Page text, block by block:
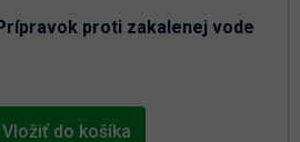
proti zakalenej vode
je
4,6